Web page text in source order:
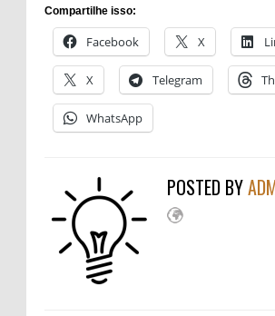
Compartilhe isso:
Facebook X
X Telegram
WhatsApp
POSTED BY